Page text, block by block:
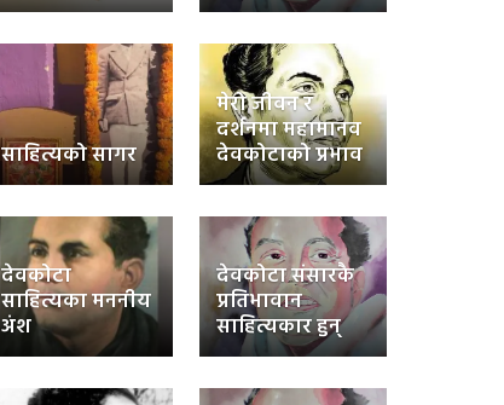
साहित्यको सागर
मेरो जीवन र
दर्शनमा महामानव
देवकोटाको प्रभाव
देवकोटा
साहित्यका मननीय
अंश
देवकोटा संसारकै
प्रतिभावान
साहित्यकार हुन्